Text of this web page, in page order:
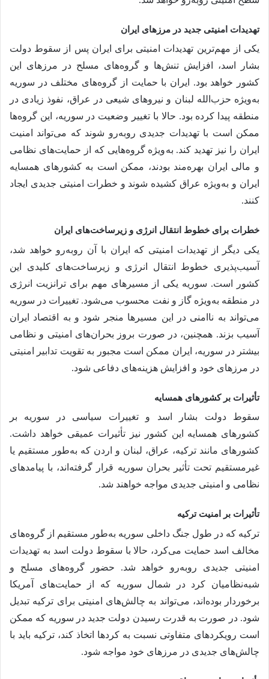
تهدیدات امنیتی جدید در مرزهای ایران
یکی از مهم‌ترین تهدیدات امنیتی برای ایران پس از سقوط دولت
بشار اسد، افزایش تنش‌ها و گروه‌های مسلح در مرزهای این
کشور خواهد بود. ایران با حمایت از گروه‌های مختلف در سوریه
به‌ویژه حزب‌الله لبنان و نیروهای شیعی در عراق، نفوذ زیادی در
منطقه پیدا کرده بود. حالا با تغییر وضعیت در سوریه، این گروه‌ها
ممکن است با تهدیدات جدیدی روبه‌رو شوند که می‌تواند امنیت
ایران را نیز تهدید کند. به‌ویژه گروه‌هایی که از حمایت‌های نظامی
و مالی ایران بهره‌مند بودند، ممکن است به کشورهای همسایه
ایران و به‌ویژه عراق کشیده شوند و خطرات امنیتی جدیدی ایجاد
کنند.
خطرات برای خطوط انتقال انرژی و زیرساخت‌های ایران
یکی دیگر از تهدیدات امنیتی که ایران با آن روبه‌رو خواهد شد،
آسیب‌پذیری خطوط انتقال انرژی و زیرساخت‌های کلیدی این
کشور است. سوریه یکی از مسیرهای مهم برای ترانزیت انرژی
در منطقه به‌ویژه گاز و نفت محسوب می‌شود. تغییرات در سوریه
می‌تواند به ناامنی در این مسیرها منجر شود و به اقتصاد ایران
آسیب بزند. همچنین، در صورت بروز بحران‌های امنیتی و نظامی
بیشتر در سوریه، ایران ممکن است مجبور به تقویت تدابیر امنیتی
در مرزهای خود و افزایش هزینه‌های دفاعی شود.
تأثیرات بر کشورهای همسایه
سقوط دولت بشار اسد و تغییرات سیاسی در سوریه بر
کشورهای همسایه این کشور نیز تأثیرات عمیقی خواهد داشت.
کشورهای مانند ترکیه، عراق، لبنان و اردن که به‌طور مستقیم یا
غیرمستقیم تحت تأثیر بحران سوریه قرار گرفته‌اند، با پیامدهای
نظامی و امنیتی جدیدی مواجه خواهند شد.
تأثیرات بر امنیت ترکیه
ترکیه که در طول جنگ داخلی سوریه به‌طور مستقیم از گروه‌های
مخالف اسد حمایت می‌کرد، حالا با سقوط دولت اسد به تهدیدات
امنیتی جدیدی روبه‌رو خواهد شد. حضور گروه‌های مسلح و
شبه‌نظامیان کرد در شمال سوریه که از حمایت‌های آمریکا
برخوردار بوده‌اند، می‌تواند به چالش‌های امنیتی برای ترکیه تبدیل
شود. در صورت به قدرت رسیدن دولت جدید در سوریه که ممکن
است رویکردهای متفاوتی نسبت به کردها اتخاذ کند، ترکیه باید با
چالش‌های جدیدی در مرزهای خود مواجه شود.